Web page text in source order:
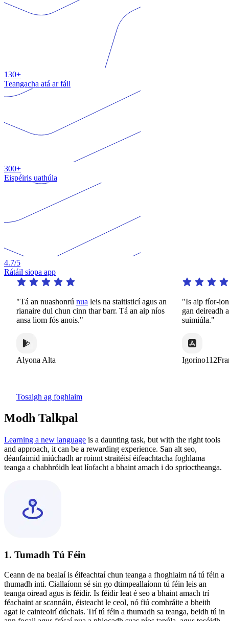
130+
Teangacha atá ar fáil
300+
Eispéiris uathúla
4.7/5
Rátáil siopa app
"Tá an nuashonrúnualeis na staitisticí agus an
rianaire dul chun cinn thar barr. Tá an aip níos
ansa liom fós anois."
Alyona Alta
"Is aip fíor-iontach
gan deireadh ar
suimiúla."
Igorino112France
Tosaigh ag foghlaim
Modh Talkpal
Learning a new language is a daunting task, but with the right tools
and approach, it can be a rewarding experience. San alt seo,
déanfaimid iniúchadh ar roinnt straitéisí éifeachtacha foghlama
teanga a chabhróidh leat líofacht a bhaint amach i do sprioctheanga.
1. Tumadh Tú Féin
Ceann de na bealaí is éifeachtaí chun teanga a fhoghlaim ná tú féin a
thumadh inti. Ciallaíonn sé sin go dtimpeallaíonn tú féin leis an
teanga oiread agus is féidir. Is féidir leat é seo a bhaint amach trí
féachaint ar scannáin, éisteacht le ceol, nó fiú comhráite a bheith
agat le cainteoirí dúchais. Trí tú féin a thumadh sa teanga, beidh tú in